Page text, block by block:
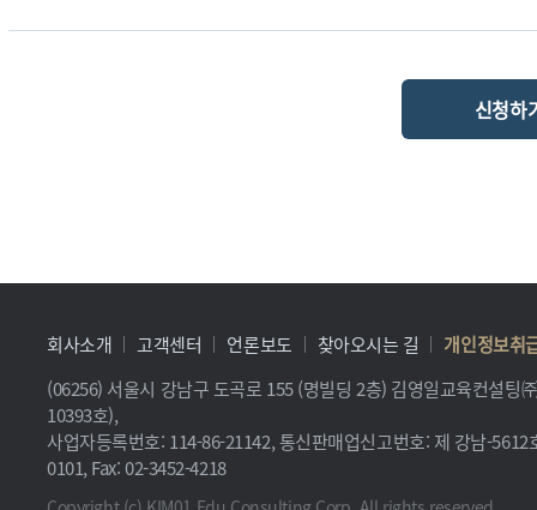
신청하
회사소개 고객센터 언론보도 찾아오시는 길
개인정보취
(06256) 서울시 강남구 도곡로 155 (명빌딩 2층) 김영일교육컨설팅
10393호),
사업자등록번호: 114-86-21142, 통신판매업신고번호: 제 강남-
0101, Fax: 02-3452-4218